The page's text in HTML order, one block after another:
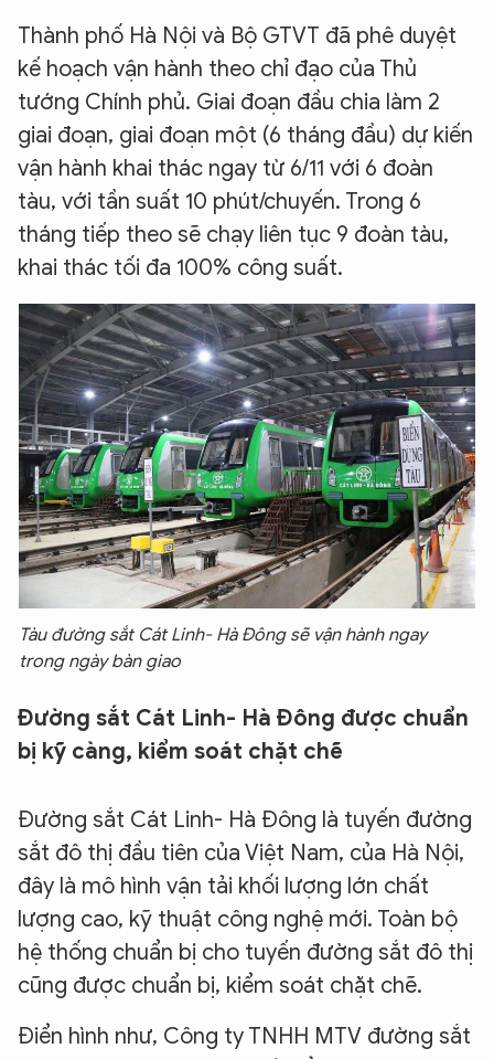
Thành phố Hà Nội và Bộ GTVT đã phê duyệt
kế hoạch vận hành theo chỉ đạo của Thủ
tướng Chính phủ. Giai đoạn đầu chia làm 2
giai đoạn, giai đoạn một (6 tháng đầu) dự kiến
vận hành khai thác ngay từ 6/11 với 6 đoàn
tàu, với tần suất 10 phút/chuyến. Trong 6
tháng tiếp theo sẽ chạy liên tục 9 đoàn tàu,
khai thác tối đa 100% công suất.
Tàu đường sắt Cát Linh- Hà Đông sẽ vận hành ngay
trong ngày bàn giao
Đường sắt Cát Linh- Hà Đông được chuẩn
bị kỹ càng, kiểm soát chặt chẽ
Đường sắt Cát Linh- Hà Đông là tuyến đường
sắt đô thị đầu tiên của Việt Nam, của Hà Nội,
đây là mô hình vận tải khối lượng lớn chất
lượng cao, kỹ thuật công nghệ mới. Toàn bộ
hệ thống chuẩn bị cho tuyến đường sắt đô thị
cũng được chuẩn bị, kiểm soát chặt chẽ.
Điển hình như, Công ty TNHH MTV đường sắt